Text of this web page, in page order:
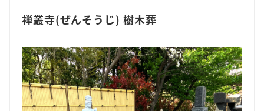
禅叢寺(ぜんそうじ) 樹木葬